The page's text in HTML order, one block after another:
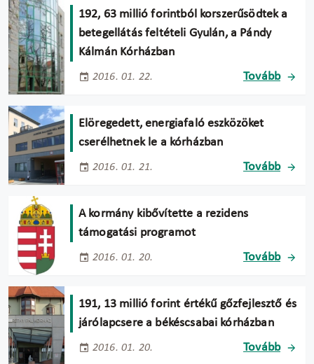
192, 63 millió forintból korszerűsödtek a
betegellátás feltételi Gyulán, a Pándy
Kálmán Kórházban
2016. 01. 22. Tovább
Elöregedett, energiafaló eszközöket
cserélhetnek le a kórházban
2016. 01. 21. Tovább
A kormány kibővítette a rezidens
támogatási programot
2016. 01. 20. Tovább
191, 13 millió forint értékű gőzfejlesztő és
járólapcsere a békéscsabai kórházban
2016. 01. 20. Tovább